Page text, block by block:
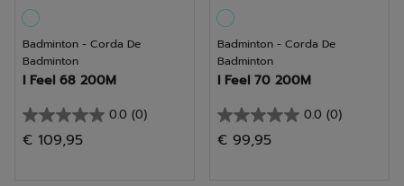
Badminton - Corda De
Badminton
I Feel 68 200M
0.0 (0)
0.0
em
€ 109,95
Badminton - Corda De
Badminton
I Feel 70 200M
0.0 (0)
0.0
em
€ 99,95